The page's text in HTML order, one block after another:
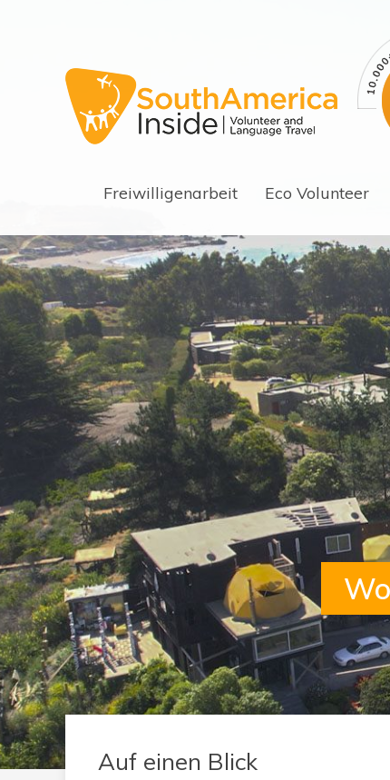
Freiwilligenarbeit Eco Volunteer
Auf einen Blick